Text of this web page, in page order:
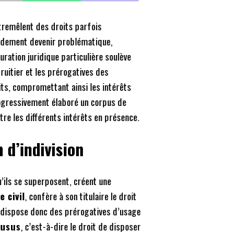
des droits parfois
devenir problématique,
juridique particulière soulève
et les prérogatives des
compromettant ainsi les intérêts
élaboré un corpus de
les différents intérêts en présence.
se superposent, créent une
civil , confère à son titulaire le droit
donc des prérogatives d’usage
, c’est-à-dire le droit de disposer